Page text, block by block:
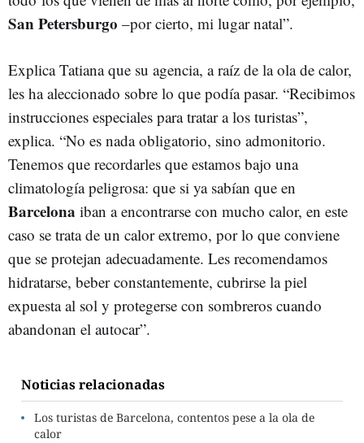
San Petersburgo –por cierto, mi lugar natal”.
Explica Tatiana que su agencia, a raíz de la ola de calor,
les ha aleccionado sobre lo que podía pasar. “Recibimos
instrucciones especiales para tratar a los turistas”,
explica. “No es nada obligatorio, sino admonitorio.
Tenemos que recordarles que estamos bajo una
climatología peligrosa: que si ya sabían que en
Barcelona iban a encontrarse con mucho calor, en este
caso se trata de un calor extremo, por lo que conviene
que se protejan adecuadamente. Les recomendamos
hidratarse, beber constantemente, cubrirse la piel
expuesta al sol y protegerse con sombreros cuando
abandonan el autocar”.
Noticias relacionadas
Los turistas de Barcelona, contentos pese a la ola de
calor